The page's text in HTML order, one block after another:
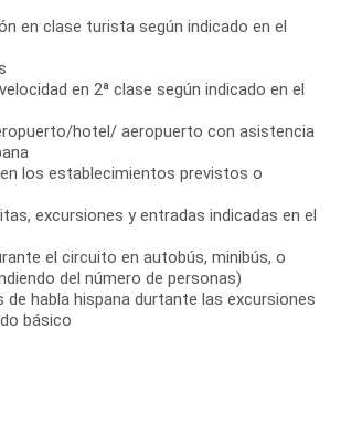
en clase turista según indicado en el
en 2ª clase según indicado en el
hotel/ aeropuerto con asistencia
los establecimientos previstos o
excursiones y entradas indicadas en el
el circuito en autobús, minibús, o
del número de personas)
de habla hispana durtante las excursiones
básico